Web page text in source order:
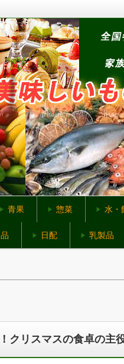
のネットスー
取り寄せ
青果 惣菜 水・
日配 乳製品
クリスマスの食卓の主